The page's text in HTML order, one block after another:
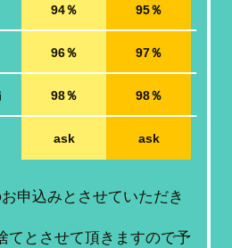
94％ 95％
96％ 97％
98％ 98％
ask ask
申込みとさせていただき
とさせて頂きますので予